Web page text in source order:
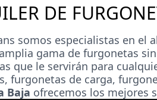
DE
somos especialistas en el
gama de furgonetas
que le servirán para
furgonetas de carga,
Baja ofrecemos los mejores